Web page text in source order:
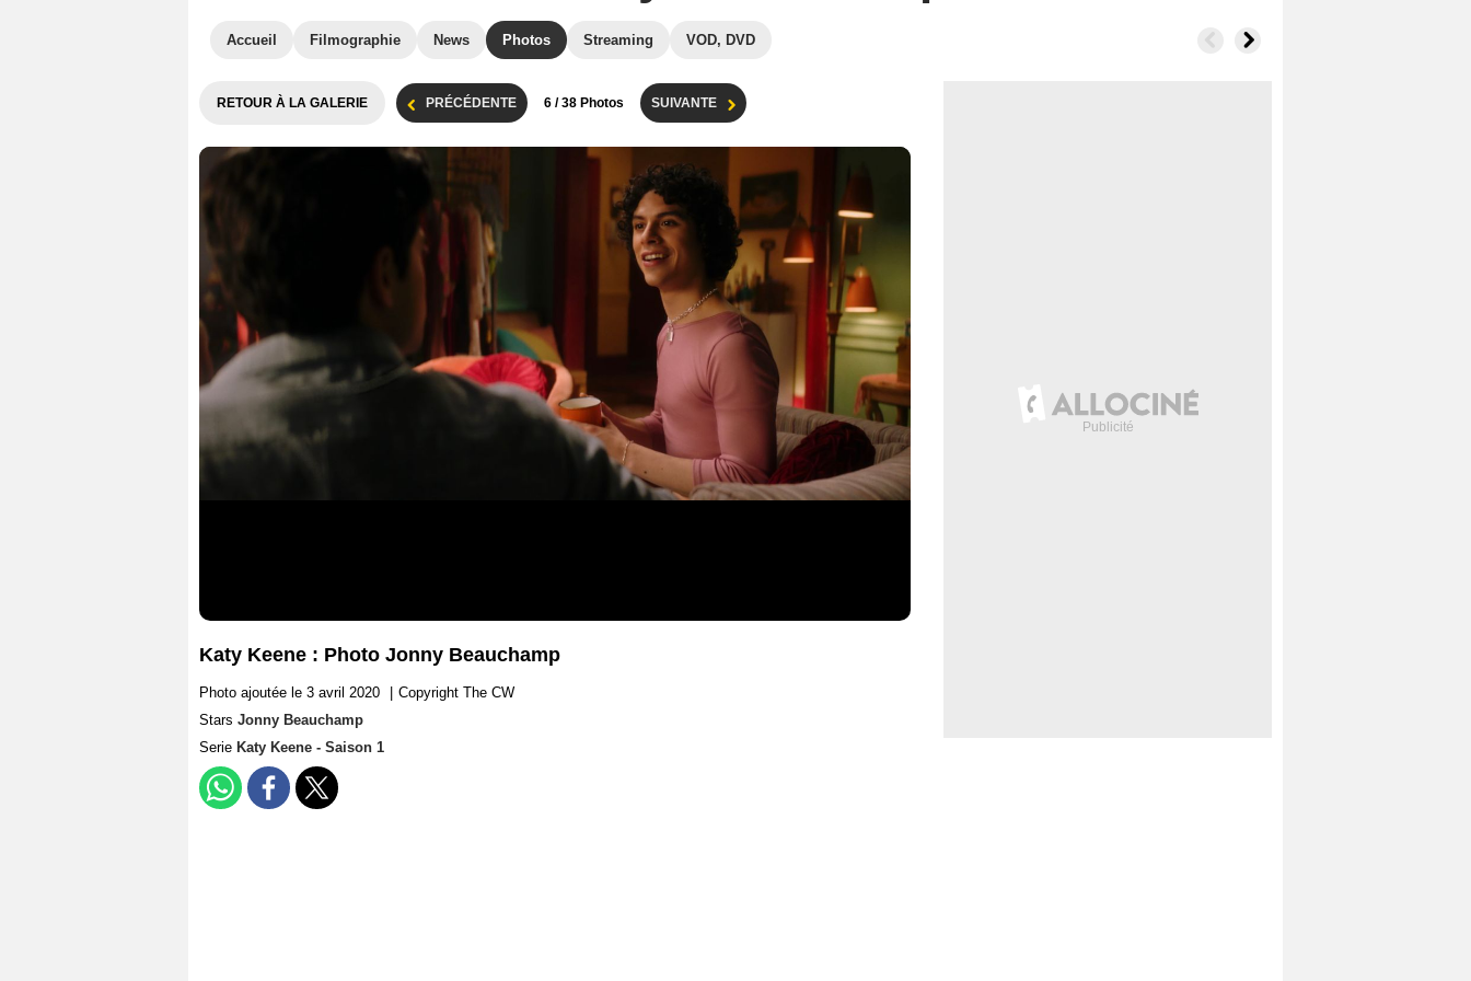
Accueil Filmographie News Photos Streaming VOD, DVD
RETOUR À LA GALERIE PRÉCÉDENTE 6 / 38 Photos SUIVANTE
Katy Keene : Photo Jonny Beauchamp
Photo ajoutée le 3 avril 2020
Copyright The CW
Stars Jonny Beauchamp
Serie Katy Keene - Saison 1